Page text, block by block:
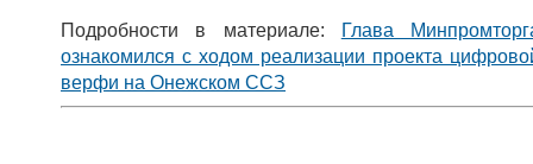
Подробности в материале:
Глава
ознакомился с ходом реализации проекта
верфи на Онежском ССЗ